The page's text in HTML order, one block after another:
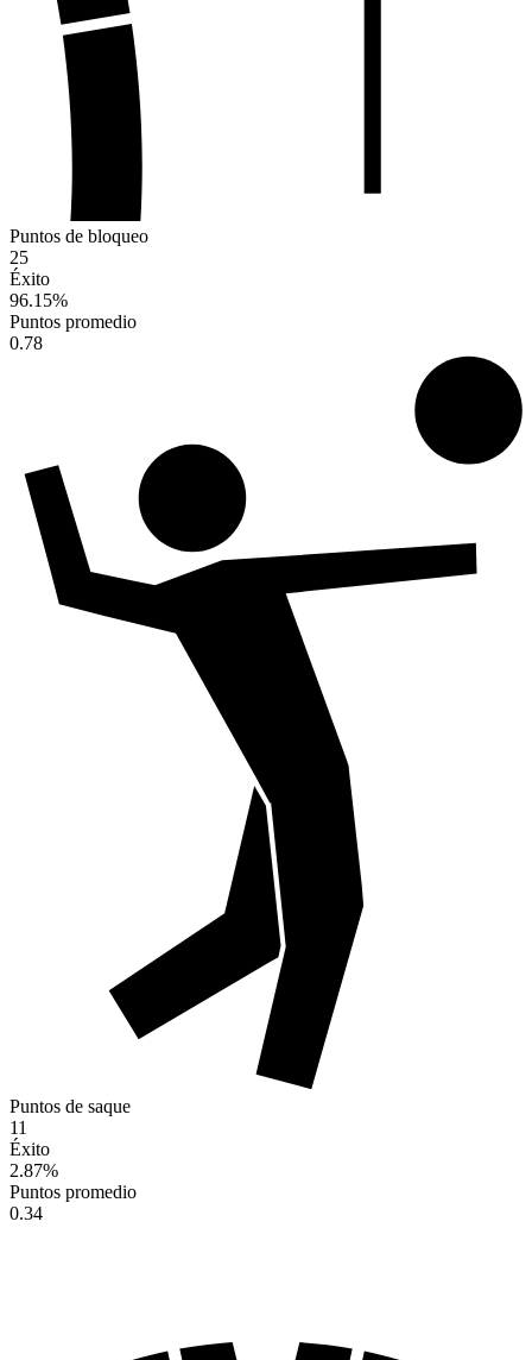
Puntos de bloqueo
25
Éxito
96.15%
Puntos promedio
0.78
Puntos de saque
11
Éxito
2.87%
Puntos promedio
0.34